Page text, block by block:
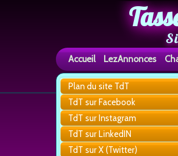
Accueil LezAnnonces
Plan du site TdT
TdT sur Facebook
TdT sur Instagram
TdT sur LinkedIN
TdT sur X (Twitter)